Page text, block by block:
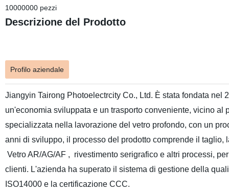
10000000 pezzi
Descrizione del Prodotto
Profilo aziendale
Jiangyin Tairong PhotoelectrcityCo., Ltd. È stata fondata nel
un'economia sviluppata e un trasporto conveniente, vicino
specializzata nella lavorazione del vetro profondo, con un
anni di sviluppo, il processo del prodotto comprende il taglio,
Vetro AR/AG/AF , rivestimento serigrafico e altri processi,
clienti. L'azienda ha superato il sistema di gestione della
ISO14000 e la certificazione CCC.